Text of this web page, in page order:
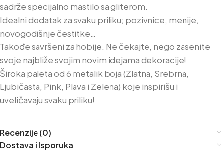
sadrže specijalno mastilo sa gliterom.
Idealni dodatak za svaku priliku; pozivnice, menije,
novogodišnje čestitke…
Takođe savršeni za hobije. Ne čekajte, nego zasenite
svoje najbliže svojim novim idejama dekoracije!
Široka paleta od 6 metalik boja (Zlatna, Srebrna,
Ljubičasta, Pink, Plava i Zelena) koje inspirišu i
uveličavaju svaku priliku!
Recenzije (0)
Dostava i Isporuka